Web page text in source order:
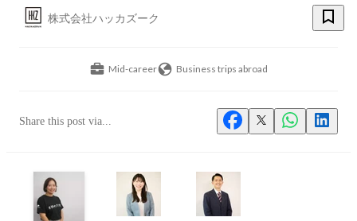
株式会社ハッカズーク
Mid-career Business trips abroad
Share this post via...